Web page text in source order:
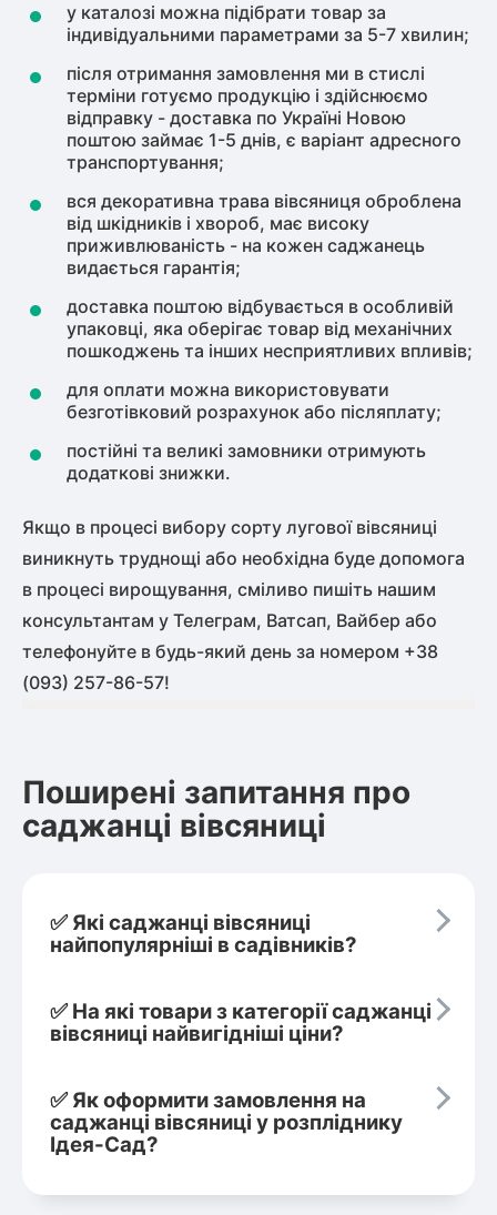
у каталозі можна підібрати товар за
індивідуальними параметрами за 5-7 хвилин;
після отримання замовлення ми в стислі
терміни готуємо продукцію і здійснюємо
відправку - доставка по Україні Новою
поштою займає 1-5 днів, є варіант адресного
транспортування;
вся декоративна трава вівсяниця оброблена
від шкідників і хвороб, має високу
приживлюваність - на кожен саджанець
видається гарантія;
доставка поштою відбувається в особливій
упаковці, яка оберігає товар від механічних
пошкоджень та інших несприятливих впливів;
для оплати можна використовувати
безготівковий розрахунок або післяплату;
постійні та великі замовники отримують
додаткові знижки.
Якщо в процесі вибору сорту лугової вівсяниці
виникнуть труднощі або необхідна буде допомога
в процесі вирощування, сміливо пишіть нашим
консультантам у Телеграм, Ватсап, Вайбер або
телефонуйте в будь-який день за номером +38
(093) 257-86-57!
Поширені запитання про
саджанці вівсяниці
✅ Які саджанці вівсяниці
найпопулярніші в садівників?
✅ На які товари з категорії саджанці
вівсяниці найвигідніші ціни?
✅ Як оформити замовлення на
саджанці вівсяниці у розпліднику
Ідея-Сад?